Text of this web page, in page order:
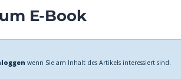
E-Book
wenn Sie am Inhalt des Artikels interessiert sind.